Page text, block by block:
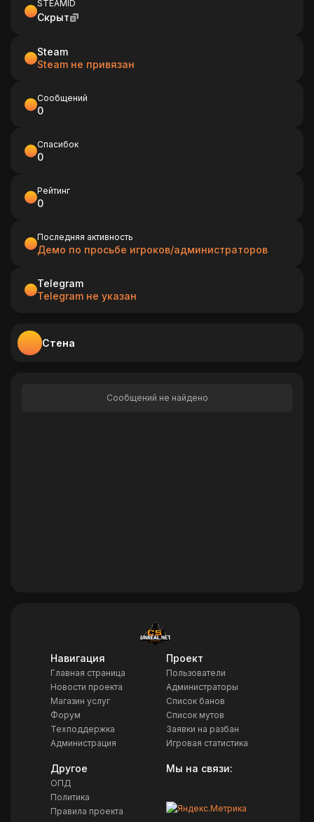
STEAMID
Скрыт
Steam
Steam не привязан
Сообщений
0
Спасибок
0
Рейтинг
0
Последняя активность
Демо по просьбе игроков/администраторов
Telegram
Telegram не указан
Стена
Сообщений не найдено
Навигация
Главная страница
Новости проекта
Магазин услуг
Форум
Техподдержка
Администрация
Проект
Пользователи
Администраторы
Список банов
Список мутов
Заявки на разбан
Игровая статистика
Другое
ОПД
Политика
Правила проекта
Мы на связи: